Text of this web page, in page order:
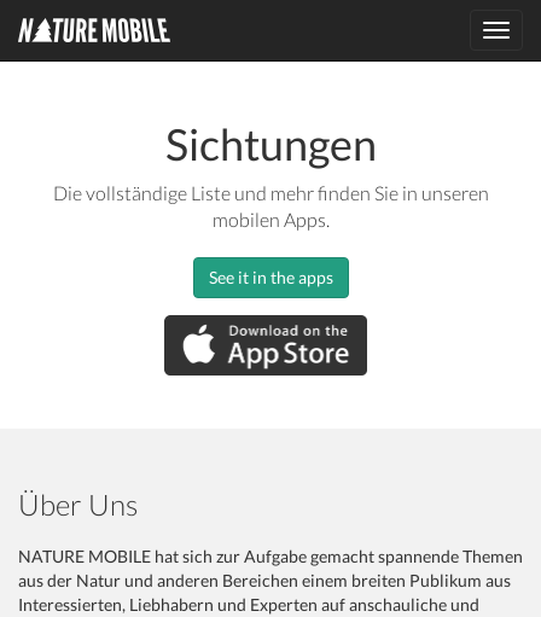
Sichtungen
Die vollständige Liste und mehr finden Sie in unseren
mobilen Apps.
See it in the apps
Über Uns
NATURE MOBILE hat sich zur Aufgabe gemacht spannende Themen
aus der Natur und anderen Bereichen einem breiten Publikum aus
Interessierten, Liebhabern und Experten auf anschauliche und